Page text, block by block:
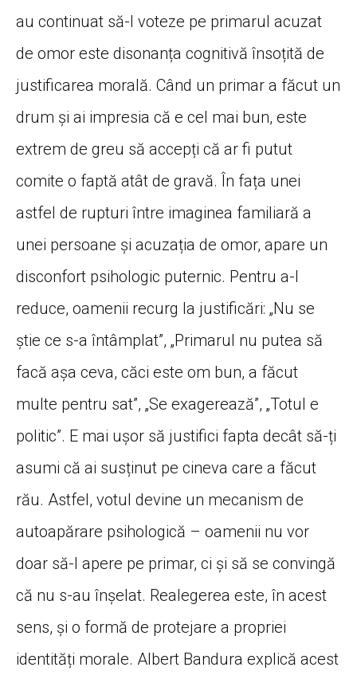
au continuat să-l voteze pe primarul acuzat
de omor este disonanța cognitivă însoțită de
justificarea morală. Când un primar a făcut un
drum și ai impresia că e cel mai bun, este
extrem de greu să accepți că ar fi putut
comite o faptă atât de gravă. În fața unei
astfel de rupturi între imaginea familiară a
unei persoane și acuzația de omor, apare un
disconfort psihologic puternic. Pentru a-l
reduce, oamenii recurg la justificări: „Nu se
știe ce s-a întâmplat”, „Primarul nu putea să
facă așa ceva, căci este om bun, a făcut
multe pentru sat”, „Se exagerează”, „Totul e
politic”. E mai ușor să justifici fapta decât să-ți
asumi că ai susținut pe cineva care a făcut
rău. Astfel, votul devine un mecanism de
autoapărare psihologică – oamenii nu vor
doar să-l apere pe primar, ci și să se convingă
că nu s-au înșelat. Realegerea este, în acest
sens, și o formă de protejare a propriei
identități morale. Albert Bandura explică acest